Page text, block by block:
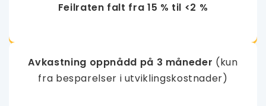
Feilraten falt fra 15 % til <2 %
Avkastning oppnådd på 3 måneder (kun
fra besparelser i utviklingskostnader)